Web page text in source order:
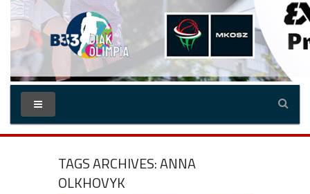
TAGS ARCHIVES: ANNA
OLKHOVYK